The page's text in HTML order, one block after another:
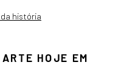
história
HOJE EM